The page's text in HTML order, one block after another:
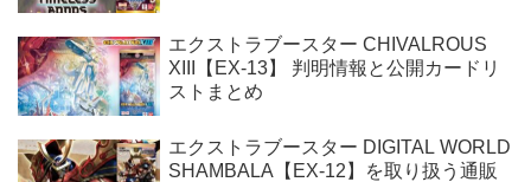
エクストラブースター CHIVALROUS
XIII【EX-13】 判明情報と公開カードリ
ストまとめ
エクストラブースター DIGITAL WORLD
SHAMBALA【EX-12】を取り扱う通販